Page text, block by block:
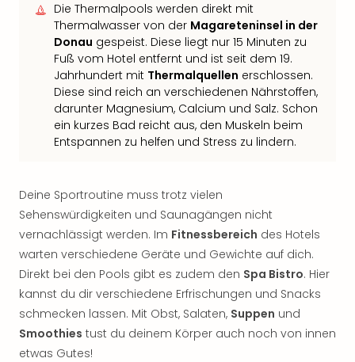
Die Thermalpools werden direkt mit
Thermalwasser von der Magareteninsel in der
Donau gespeist. Diese liegt nur 15 Minuten zu
Fuß vom Hotel entfernt und ist seit dem 19.
Jahrhundert mit Thermalquellen erschlossen.
Diese sind reich an verschiedenen Nährstoffen,
darunter Magnesium, Calcium und Salz. Schon
ein kurzes Bad reicht aus, den Muskeln beim
Entspannen zu helfen und Stress zu lindern.
Deine Sportroutine muss trotz vielen
Sehenswürdigkeiten und Saunagängen nicht
vernachlässigt werden. Im Fitnessbereich des Hotels
warten verschiedene Geräte und Gewichte auf dich.
Direkt bei den Pools gibt es zudem den Spa Bistro. Hier
kannst du dir verschiedene Erfrischungen und Snacks
schmecken lassen. Mit Obst, Salaten, Suppen und
Smoothies tust du deinem Körper auch noch von innen
etwas Gutes!